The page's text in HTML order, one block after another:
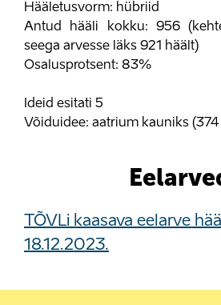
Hääletusvorm: hübriid
Antud hääli kokku: 956
seega arvesse läks 921 häält)
Osalusprotsent: 83%
Ideid esitati 5
Võiduidee: aatrium kauniks (374
TÕVLi kaasava eelarve
18.12.2023.